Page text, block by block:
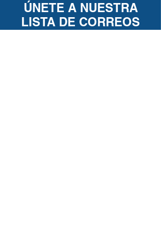
ÚNETE A NUESTRA
LISTA DE CORREOS